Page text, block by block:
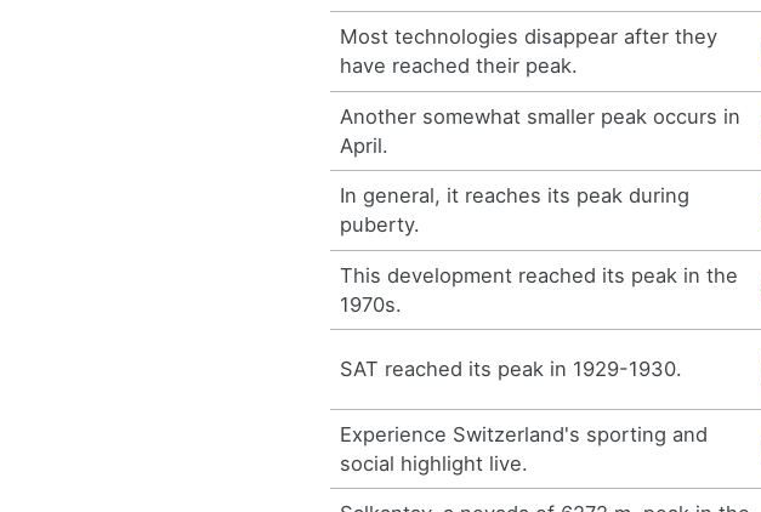
Most technologies disappear after they
have reached their peak.
Another somewhat smaller peak occurs in
April.
In general, it reaches its peak during
puberty.
This development reached its peak in the
1970s.
SAT reached its peak in 1929-1930.
Experience Switzerland's sporting and
social highlight live.